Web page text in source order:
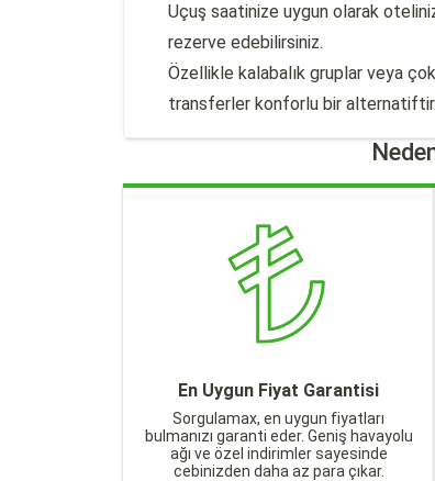
Uçuş saatinize uygun olarak
rezerve edebilirsiniz.
Özellikle kalabalık gruplar veya
transferler konforlu bir alternatiftir.
En Uygun Fiyat Garantisi
Sorgulamax, en uygun fiyatları
bulmanızı garanti eder. Geniş havayolu
ağı ve özel indirimler sayesinde
cebinizden daha az para çıkar.